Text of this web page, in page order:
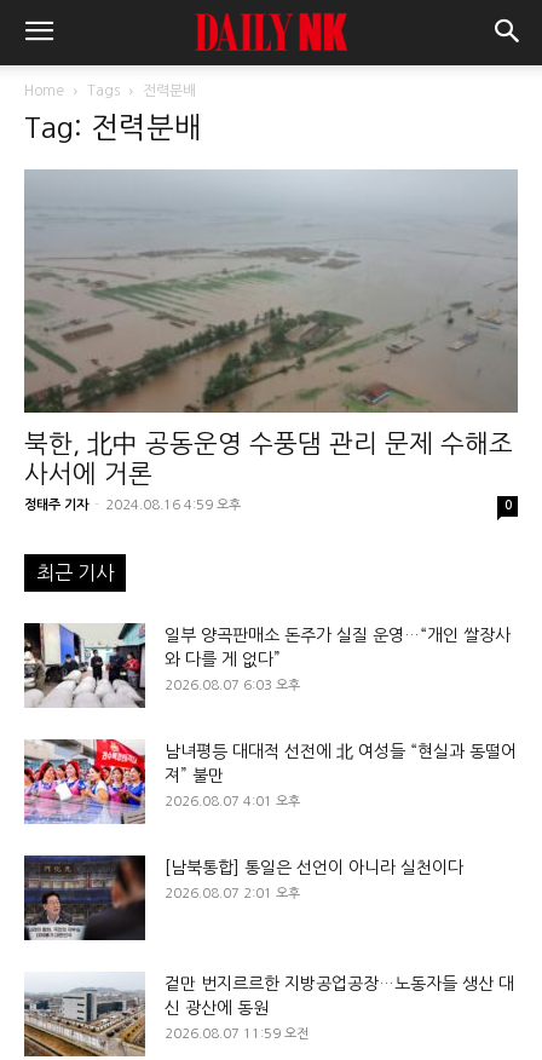
Home Tags 전력분배
Tag: 전력분배
북한, 北中 공동운영 수풍댐 관리 문제 수해조
사서에 거론
정태주 기자 - 2024.08.16 4:59 오후 0
최근 기사
일부 양곡판매소 돈주가 실질 운영…“개인 쌀장사
와 다를 게 없다”
2026.08.07 6:03 오후
남녀평등 대대적 선전에 北 여성들 “현실과 동떨어
져” 불만
2026.08.07 4:01 오후
[남북통합] 통일은 선언이 아니라 실천이다
2026.08.07 2:01 오후
겉만 번지르르한 지방공업공장…노동자들 생산 대
신 광산에 동원
2026.08.07 11:59 오전